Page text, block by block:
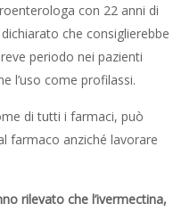
con 22 anni di
che consiglierebbe
periodo nei pazienti
l’uso come profilassi.
di tutti i farmaci, può
farmaco anziché lavorare
rilevato che l’ivermectina,